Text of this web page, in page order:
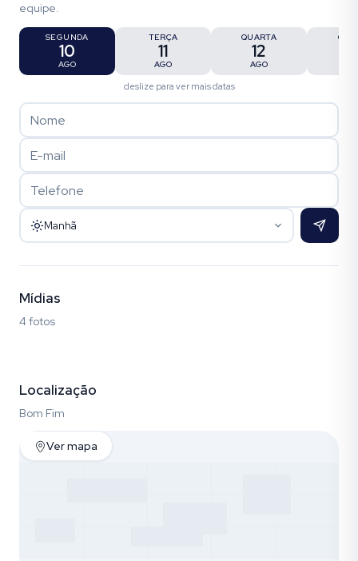
equipe.
SEGUNDA
10
AGO
TERÇA
11
AGO
QUARTA
12
AGO
deslize para ver mais datas
Manhã
Mídias
4 fotos
Localização
Bom Fim
Ver mapa